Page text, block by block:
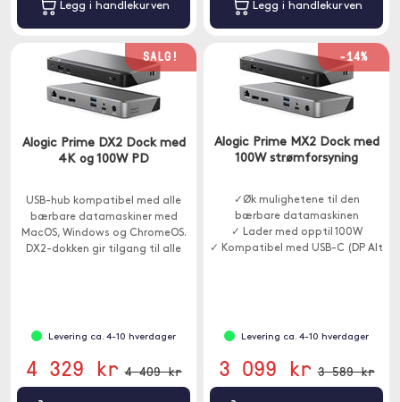
Legg i handlekurven Legg i handlekurven
SALG!
Alogic Prime DX2 Dock med
4K og 100W PD
USB-hub kompatibel med alle
bærbare datamaskiner med
MacOS, Windows og ChromeOS.
DX2-dokken gir tilgang til alle
Levering ca. 4-10 hverdager
4 329 kr 4 409 kr
-14%
Alogic Prime MX2 Dock med
100W strømforsyning
✓Øk mulighetene til den
bærbare datamaskinen
✓ Lader med opptil 100W
✓ Kompatibel med USB-C (DP Alt
Levering ca. 4-10 hverdager
3 099 kr 3 589 kr